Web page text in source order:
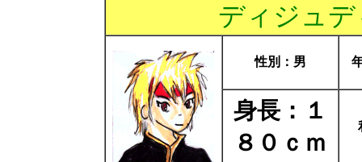
ディジュ
性別：男
身長：１
８０ｃｍ